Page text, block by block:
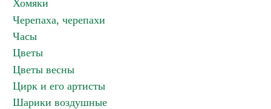
Хомяки
Черепаха, черепахи
Часы
Цветы
Цветы весны
Цирк и его артисты
Шарики воздушные